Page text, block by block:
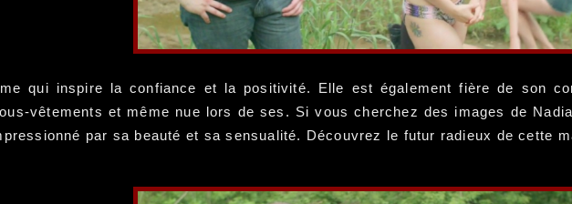
qui inspire la confiance et la positivité. Elle est également fière de son
vêtements et même nue lors de ses. Si vous cherchez des images de
par sa beauté et sa sensualité. Découvrez le futur radieux de cette